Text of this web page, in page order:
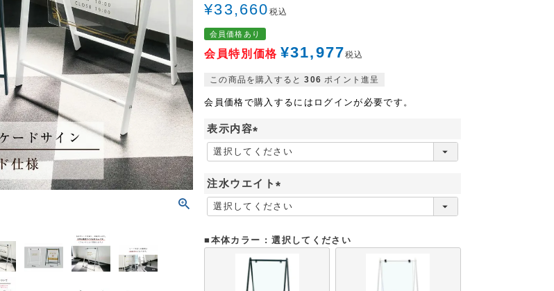
¥33,660 税込
会員価格あり
会員特別価格 ¥31,977税込
この商品を購入すると 306 ポイント進呈
会員価格で購入するにはログインが必要です。
表示内容
(
必
須
注水ウエイト
(
必
須
)
■本体カラー 選択してください